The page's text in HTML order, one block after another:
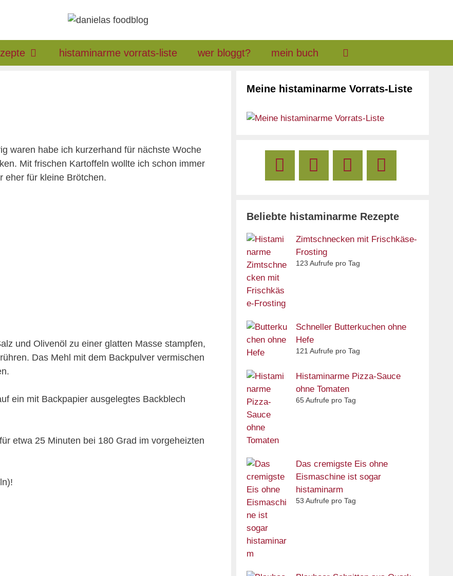
histaminarme vorrats-liste wer bloggt? mein buch
waren habe ich kurzerhand für nächste Woche
Mit frischen Kartoffeln wollte ich schon immer
eher für kleine Brötchen.
und Olivenöl zu einer glatten Masse stampfen,
Das Mehl mit dem Backpulver vermischen
ein mit Backpapier ausgelegtes Backblech
etwa 25 Minuten bei 180 Grad im vorgeheizten
Meine histaminarme Vorrats-Liste
Beliebte histaminarme Rezepte
Zimtschnecken mit Frischkäse-
Frosting
123 Aufrufe pro Tag
Schneller Butterkuchen ohne
Hefe
121 Aufrufe pro Tag
Histaminarme Pizza-Sauce
ohne Tomaten
65 Aufrufe pro Tag
Das cremigste Eis ohne
Eismaschine ist sogar
histaminarm
53 Aufrufe pro Tag